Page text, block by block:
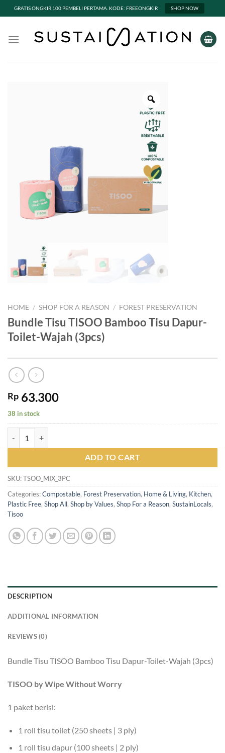
GRATIS ONGKIR 100 PEMBELI PERTAMA. KODE: FREEONGKIR SHOP NOW
HOME / SHOP FOR A REASON / FOREST PRESERVATION
Bundle Tisu TISOO Bamboo Tisu Dapur-
Toilet-Wajah (3pcs)
Rp 63.300
38 in stock
ADD TO CART
SKU:TSOO_MIX_3PC
Categories:Compostable, Forest Preservation, Home & Living, Kitchen,
Plastic Free, Shop All, Shop by Values, Shop For a Reason, SustainLocals,
Tisoo
DESCRIPTION
ADDITIONAL INFORMATION
REVIEWS (0)
Bundle Tisu TISOO Bamboo Tisu Dapur-Toilet-Wajah (3pcs)
TISOO by Wipe Without Worry
1 paket berisi:
1 roll tisu toilet (250 sheets | 3 ply)
1 roll tisu dapur (100 sheets | 2 ply)